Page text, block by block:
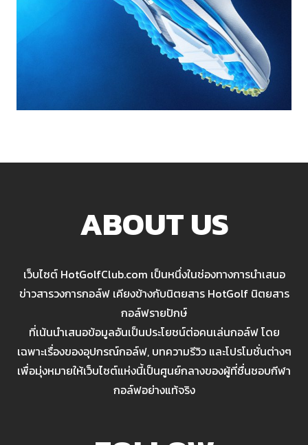
ABOUT US
เว็บไซต์ HotGolfClub.com เป็นหนึ่งในช่องทางการนำเสนอ
ข่าวสารวงการกอล์ฟ เคียงข้างกับนิตยสาร HotGolf นิตยสาร
กอล์ฟรายปักษ์
ที่เน้นนำเสนอข้อมูลอันเป็นประโยชน์ต่อคนเล่นกอล์ฟ โดย
เฉพาะเรื่องของอุปกรณ์กอล์ฟ, บทความรีวิว และโปรโมชั่นต่างๆ
เพื่อมุ่งหมายให้เว็บไซต์แห่งนี้เป็นศูนย์กลางของผู้ที่ชื่นชอบกีฬา
กอล์ฟอย่างแท้จริง